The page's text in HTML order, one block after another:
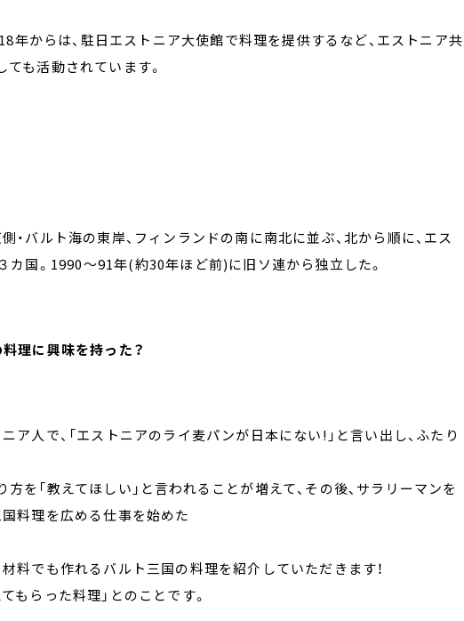
年からは、駐日エストニア大使館で料理を提供するなど、エストニア共
も活動されています。
・バルト海の東岸、フィンランドの南に南北に並ぶ、北から順に、エス
カ国。1990～91年(約30年ほど前)に旧ソ連から独立した。
理に興味を持った？
ア人で、「エストニアのライ麦パンが日本にない!」と言い出し、ふたり
を「教えてほしい」と言われることが増えて、その後、サラリーマンを
料理を広める仕事を始めた
料でも作れるバルト三国の料理を紹介していただきます！
もらった料理」とのことです。